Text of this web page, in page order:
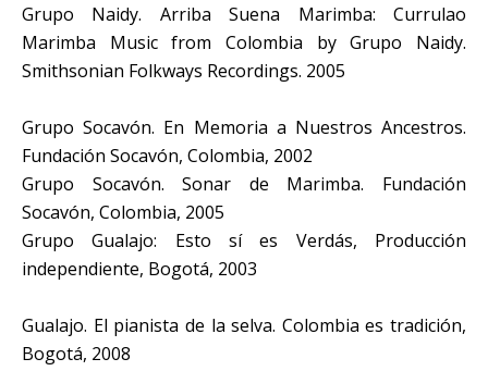
Grupo Naidy. Arriba Suena Marimba: Currulao
Marimba Music from Colombia by Grupo Naidy.
Smithsonian Folkways Recordings. 2005
Grupo Socavón. En Memoria a Nuestros Ancestros.
Fundación Socavón, Colombia, 2002
Grupo Socavón. Sonar de Marimba. Fundación
Socavón, Colombia, 2005
Grupo Gualajo: Esto sí es Verdás, Producción
independiente, Bogotá, 2003
Gualajo. El pianista de la selva. Colombia es tradición,
Bogotá, 2008